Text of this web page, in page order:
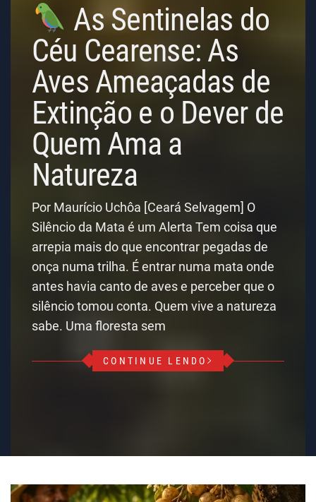
As Sentinelas do
Céu Cearense: As
Aves Ameaçadas de
Extinção e o Dever de
Quem Ama a
Natureza
Por Maurício Uchôa [Ceará Selvagem] O
Silêncio da Mata é um Alerta Tem coisa que
arrepia mais do que encontrar pegadas de
onça numa trilha. É entrar numa mata onde
antes havia canto de aves e perceber que o
silêncio tomou conta. Quem vive a natureza
sabe. Uma floresta sem
CONTINUE LENDO